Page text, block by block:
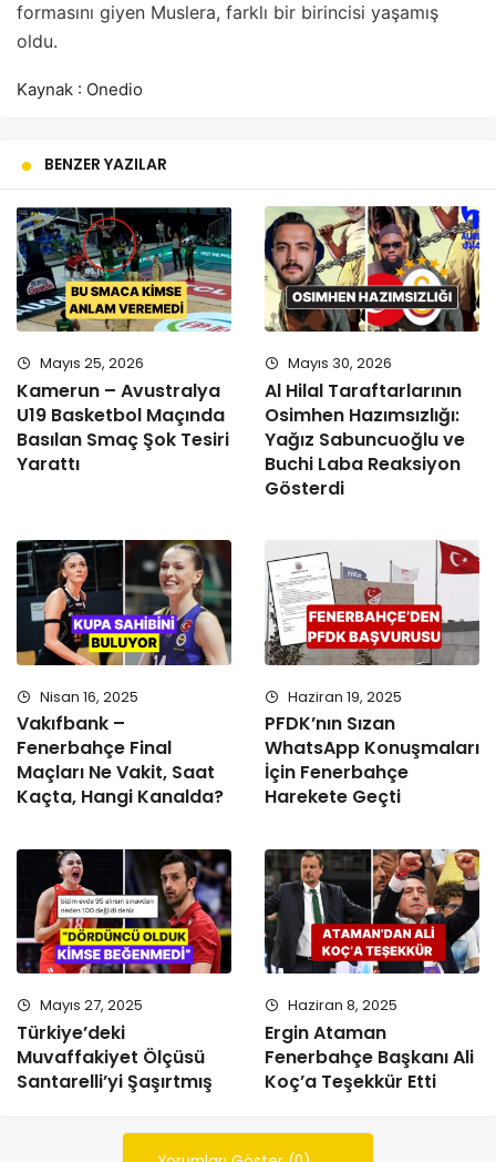
formasını giyen Muslera, farklı bir birincisi yaşamış
oldu.
Kaynak : Onedio
BENZER YAZILAR
Mayıs 25, 2026
Kamerun – Avustralya
U19 Basketbol Maçında
Basılan Smaç Şok Tesiri
Yarattı
Mayıs 30, 2026
Al Hilal Taraftarlarının
Osimhen Hazımsızlığı:
Yağız Sabuncuoğlu ve
Buchi Laba Reaksiyon
Gösterdi
Nisan 16, 2025
Vakıfbank –
Fenerbahçe Final
Maçları Ne Vakit, Saat
Kaçta, Hangi Kanalda?
Haziran 19, 2025
PFDK’nın Sızan
WhatsApp Konuşmaları
İçin Fenerbahçe
Harekete Geçti
Mayıs 27, 2025
Türkiye’deki
Muvaffakiyet Ölçüsü
Santarelli’yi Şaşırtmış
Haziran 8, 2025
Ergin Ataman
Fenerbahçe Başkanı Ali
Koç’a Teşekkür Etti